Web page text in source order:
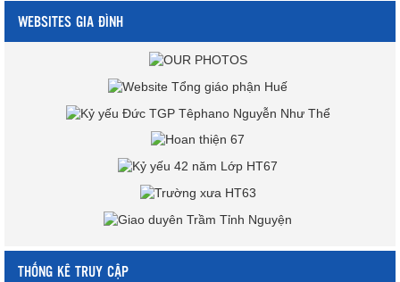
WEBSITES GIA ĐÌNH
THỐNG KÊ TRUY CẬP